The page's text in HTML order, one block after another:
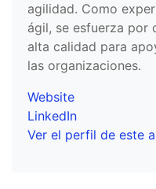
agilidad. Como
ágil, se esfuerza por
alta calidad para
las organizaciones.
Website
LinkedIn
Ver el perfil de este